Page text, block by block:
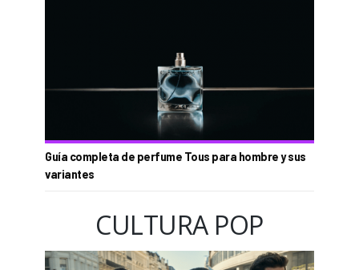
Guía completa de perfume Tous para hombre y sus
variantes
CULTURA POP